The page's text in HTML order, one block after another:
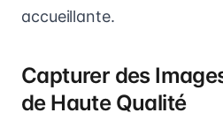
accueillante.
Capturer des
de Haute Qualité